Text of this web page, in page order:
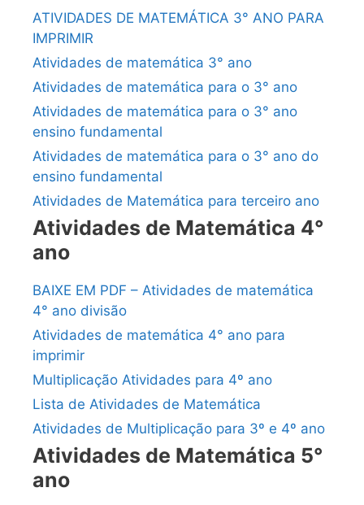
ATIVIDADES DE MATEMÁTICA 3° ANO PARA
IMPRIMIR
Atividades de matemática 3° ano
Atividades de matemática para o 3° ano
Atividades de matemática para o 3° ano
ensino fundamental
Atividades de matemática para o 3° ano do
ensino fundamental
Atividades de Matemática para terceiro ano
Atividades de Matemática 4°
ano
BAIXE EM PDF – Atividades de matemática
4° ano divisão
Atividades de matemática 4° ano para
imprimir
Multiplicação Atividades para 4º ano
Lista de Atividades de Matemática
Atividades de Multiplicação para 3º e 4º ano
Atividades de Matemática 5°
ano